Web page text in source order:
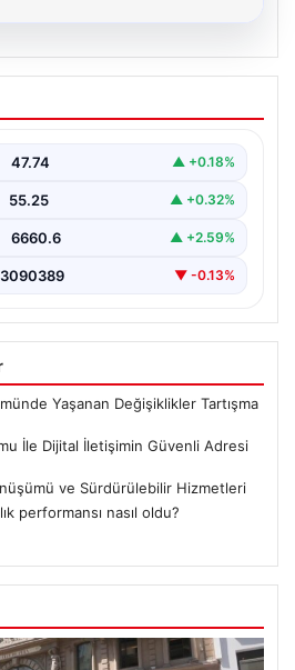
platformu İle Dijital
Adresi Ve Chat
seviyeli bir biçimde iletişim
47.74 ▲ +0.18%
55.25 ▲ +0.32%
6660.6 ▲ +2.59%
3090389 ▼ -0.13%
Yaşanan Değişiklikler Tartışma
İle Dijital İletişimin Güvenli Adresi
ve Sürdürülebilir Hizmetleri
performansı nasıl oldu?